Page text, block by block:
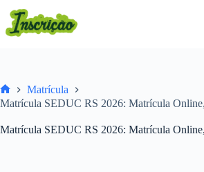
para
Home
Matrícula
Matrícula SEDUC RS 2026: Matrícula
Matrícula SEDUC RS 2026: Matrícula